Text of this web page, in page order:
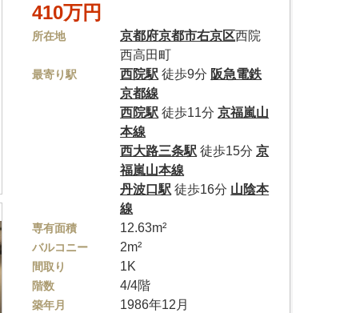
410万円
所在地 京都府京都市右京区西院
西高田町
最寄り駅 西院駅 徒歩9分 阪急電鉄
京都線
西院駅 徒歩11分京福嵐山
本線
西大路三条駅 徒歩15分京
福嵐山本線
丹波口駅 徒歩16分 山陰本
線
専有面積 12.63m²
バルコニー 2m²
間取り 1K
階数 4/4階
築年月 1986年12月